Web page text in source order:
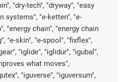
"dry-tech", "dryway", "easy
systems", "e-ketten", "e-
"energy chain", "energy chain
"e-skin", "e-spool", "fixflex",
"iglide", "iglidur", "igubal",
what moves",
"iguverse", "iguversum",